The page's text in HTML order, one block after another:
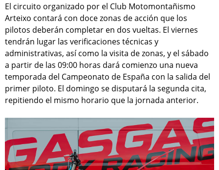
El circuito organizado por el Club Motomontañismo
Arteixo contará con doce zonas de acción que los
pilotos deberán completar en dos vueltas. El viernes
tendrán lugar las verificaciones técnicas y
administrativas, así como la visita de zonas, y el sábado
a partir de las 09:00 horas dará comienzo una nueva
temporada del Campeonato de España con la salida del
primer piloto. El domingo se disputará la segunda cita,
repitiendo el mismo horario que la jornada anterior.